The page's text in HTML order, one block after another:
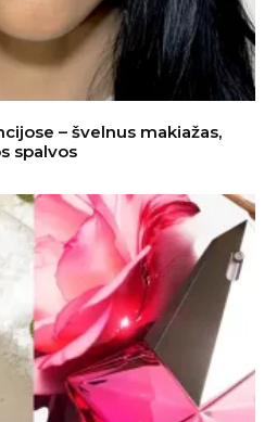
– švelnus makiažas,
spalvos